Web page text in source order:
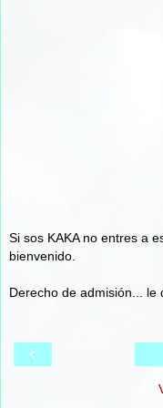
Si sos KAKA no entres a
bienvenido.
Derecho de admisión... le
‹